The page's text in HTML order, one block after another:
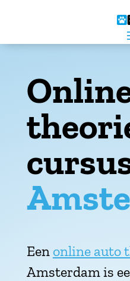
Een online auto
Amsterdam is